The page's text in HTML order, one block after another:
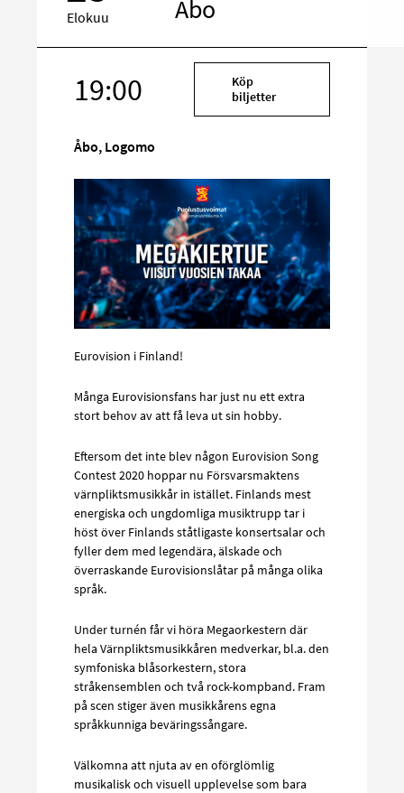
Elokuu
Åbo
19:00
sosiaalisessa
mediassa
Köp
biljetter
Åbo, Logomo
Eurovision i Finland!
Många Eurovisionsfans har just nu ett extra
stort behov av att få leva ut sin hobby.
Eftersom det inte blev någon Eurovision Song
Contest 2020 hoppar nu Försvarsmaktens
värnpliktsmusikkår in istället. Finlands mest
energiska och ungdomliga musiktrupp tar i
höst över Finlands ståtligaste konsertsalar och
fyller dem med legendära, älskade och
överraskande Eurovisionslåtar på många olika
språk.
Under turnén får vi höra Megaorkestern där
hela Värnpliktsmusikkåren medverkar, bl.a. den
symfoniska blåsorkestern, stora
stråkensemblen och två rock-kompband. Fram
på scen stiger även musikkårens egna
språkkunniga beväringssångare.
Välkomna att njuta av en oförglömlig
musikalisk och visuell upplevelse som bara